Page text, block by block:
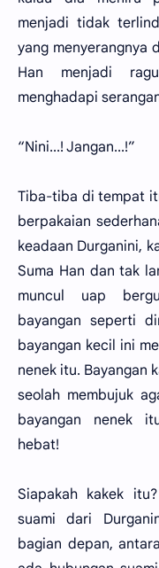
menjadi tidak
yang menyerangnya
Han menjadi
menghadapi
“Nini...! Jangan...!”
Tiba-tiba di tempat
berpakaian
keadaan Durganini,
Suma Han dan tak
muncul uap
bayangan seperti
bayangan kecil ini
nenek itu. Bayangan
seolah membujuk
bayangan nenek
hebat!
Siapakah kakek
suami dari
bagian depan,